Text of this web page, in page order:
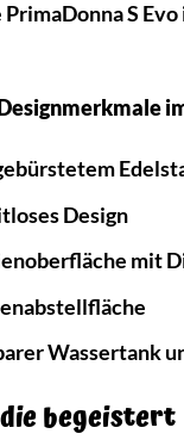
PrimaDonna S
Design
mit
Wassertank
begeistert